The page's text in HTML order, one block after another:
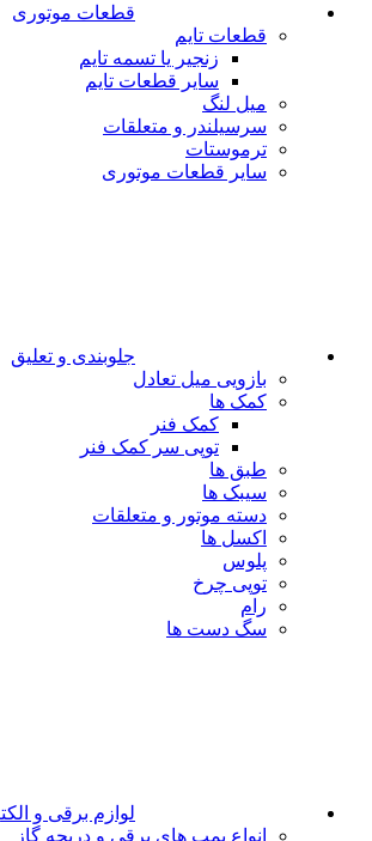
قطعات موتوری
قطعات تایم
زنجیر یا تسمه تایم
سایر قطعات تایم
میل لنگ
سرسیلندر و متعلقات
ترموستات
سایر قطعات موتوری
جلوبندی و تعلیق
بازویی میل تعادل
کمک ها
کمک فنر
توپی سر کمک فنر
طبق ها
سیبک ها
دسته موتور و متعلقات
اکسل ها
پلوس
توپی چرخ
رام
سگ دست ها
لوازم برقی و
انواع پمپ های برقی و دریچه گاز